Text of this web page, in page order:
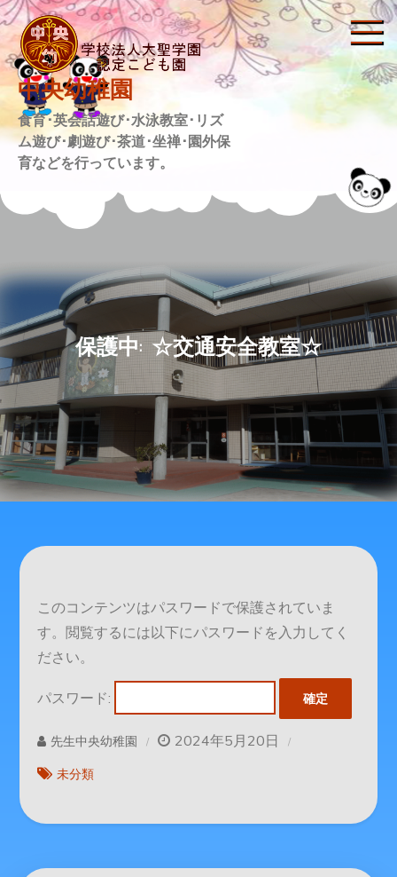
Skip
to
content
中央幼稚園
食育･英会話遊び･水泳教室･リズ
ム遊び･劇遊び･茶道･坐禅･園外保
育などを行っています。
保護中: ☆交通安全教室☆
このコンテンツはパスワードで保護されていま
す。閲覧するには以下にパスワードを入力してく
ださい。
パスワード:
先生中央幼稚園 2024年5月20日
未分類